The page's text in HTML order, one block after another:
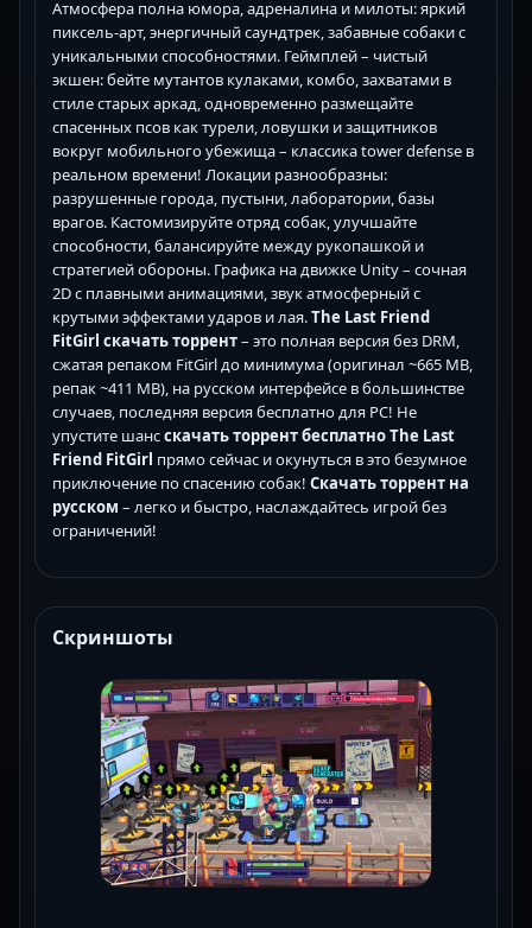
Атмосфера полна юмора, адреналина и милоты: яркий
пиксель-арт, энергичный саундтрек, забавные собаки с
уникальными способностями. Геймплей – чистый
экшен: бейте мутантов кулаками, комбо, захватами в
стиле старых аркад, одновременно размещайте
спасенных псов как турели, ловушки и защитников
вокруг мобильного убежища – классика tower defense в
реальном времени! Локации разнообразны:
разрушенные города, пустыни, лаборатории, базы
врагов. Кастомизируйте отряд собак, улучшайте
способности, балансируйте между рукопашкой и
стратегией обороны. Графика на движке Unity – сочная
2D с плавными анимациями, звук атмосферный с
крутыми эффектами ударов и лая.The Last Friend
FitGirl скачать торрент– это полная версия без DRM,
сжатая репаком FitGirl до минимума (оригинал ~665 MB,
репак ~411 MB), на русском интерфейсе в большинстве
случаев, последняя версия бесплатно для PC! Не
упустите шансскачать торрент бесплатно The Last
Friend FitGirl прямо сейчас и окунуться в это безумное
приключение по спасению собак! Скачать торрент на
русском – легко и быстро, наслаждайтесь игрой без
ограничений!
Скриншоты